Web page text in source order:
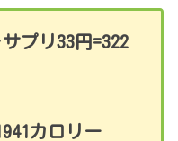
プリ33円=322
カロリー